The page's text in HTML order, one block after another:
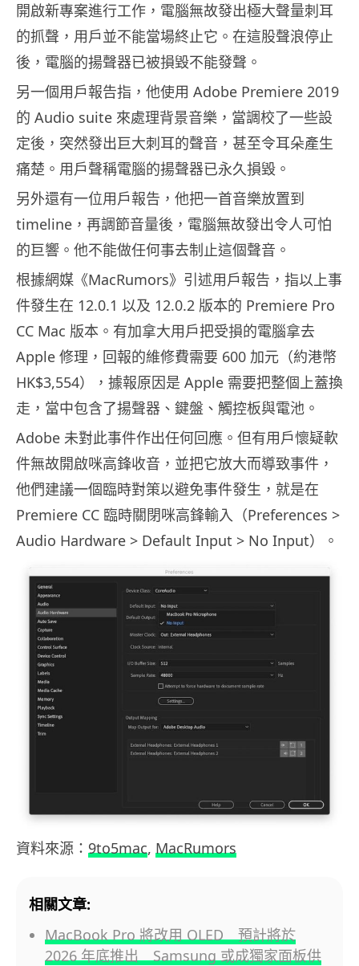
開啟新專案進行工作，電腦無故發出極大聲量刺耳
的抓聲，用戶並不能當場終止它。在這股聲浪停止
後，電腦的揚聲器已被損毀不能發聲。
另一個用戶報告指，他使用 Adobe Premiere 2019
的 Audio suite 來處理背景音樂，當調校了一些設
定後，突然發出巨大刺耳的聲音，甚至令耳朵產生
痛楚。用戶聲稱電腦的揚聲器已永久損毀。
另外還有一位用戶報告，他把一首音樂放置到
timeline，再調節音量後，電腦無故發出令人可怕
的巨響。他不能做任何事去制止這個聲音。
根據網媒《MacRumors》引述用戶報告，指以上事
件發生在 12.0.1 以及 12.0.2 版本的 Premiere Pro
CC Mac 版本。有加拿大用戶把受損的電腦拿去
Apple 修理，回報的維修費需要 600 加元（約港幣
HK$3,554），據報原因是 Apple 需要把整個上蓋換
走，當中包含了揚聲器、鍵盤、觸控板與電池。
Adobe 未對此事件作出任何回應。但有用戶懷疑軟
件無故開啟咪高鋒收音，並把它放大而導致事件，
他們建議一個臨時對策以避免事件發生，就是在
Premiere CC 臨時關閉咪高鋒輸入（Preferences >
Audio Hardware > Default Input > No Input）。
資料來源： 9to5mac, MacRumors
相關文章:
MacBook Pro 將改用 OLED 預計將於
2026 年底推出 Samsung 或成獨家面板供